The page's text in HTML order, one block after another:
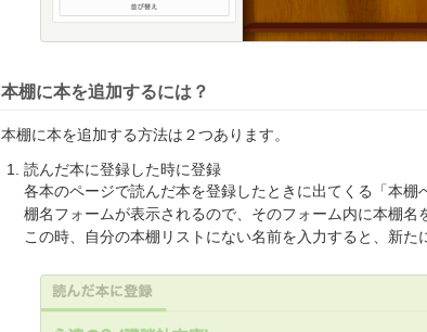
本棚に本を追加するには？
本棚に本を追加する方法は２つあります。
読んだ本に登録した時に登録
各本のページで読んだ本を登録したときに出てくる「本
棚名フォームが表示されるので、そのフォーム内に本棚名
この時、自分の本棚リストにない名前を入力すると、新た